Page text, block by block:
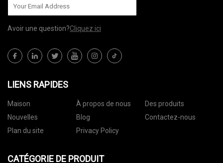
Avoir une question?Cliquez ici
LIENS RAPIDES
Maison À propos de nous
Des produits
Nouvelles
Blog
Contactez-nous
Plan du site
Privacy Policy
CATÉGORIE DE PRODUIT